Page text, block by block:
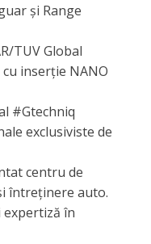
și Range
TUV Global
inserție NANO
#Gtechniq
exclusiviste de
centru de
întreținere auto.
expertiză în